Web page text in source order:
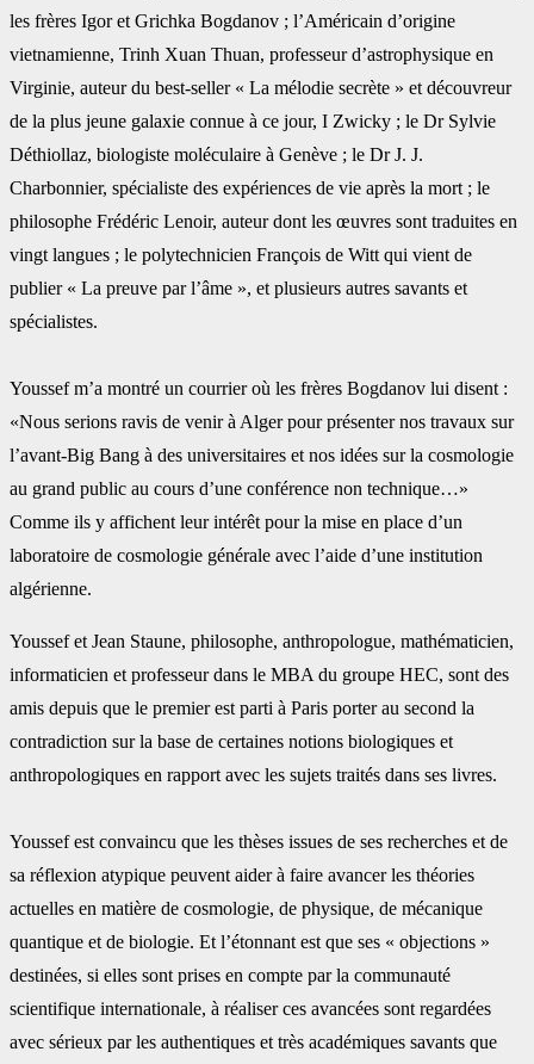
les frères ‎Igor et Grichka Bogdanov ; l’Américain d’origine
vietnamienne, Trinh Xuan Thuan, ‎professeur d’astrophysique en
Virginie, auteur du best-seller « La mélodie secrète » et ‎découvreur
de la plus jeune galaxie connue à ce jour, I Zwicky ; le Dr Sylvie
Déthiollaz, ‎biologiste moléculaire à Genève ; le Dr J. J.
Charbonnier, spécialiste des expériences de vie ‎après la mort ; le
philosophe Frédéric Lenoir, auteur dont les œuvres sont traduites en
vingt langues ; ‎le polytechnicien François de Witt qui vient de
publier « La preuve par l’âme », et plusieurs ‎autres savants et
spécialistes.
Youssef m’a montré un courrier où les frères Bogdanov lui disent :
«Nous serions ravis de ‎venir à Alger pour présenter nos travaux sur
l’avant-Big Bang à des universitaires et nos ‎idées sur la cosmologie
au grand public au cours d’une conférence non technique…»
Comme ‎ils y affichent leur intérêt pour la mise en place d’un
laboratoire de cosmologie générale ‎avec l’aide d’une institution
algérienne.‎
Youssef et Jean Staune, philosophe, anthropologue, mathématicien,
informaticien et ‎professeur dans le MBA du groupe HEC, sont des
amis depuis que le premier est parti à Paris ‎porter au second la
contradiction sur la base de certaines notions biologiques et
‎anthropologiques en rapport avec les sujets traités dans ses livres.
Youssef est convaincu que les thèses issues de ses recherches et de
sa réflexion atypique ‎peuvent aider à faire avancer les théories
actuelles en matière de cosmologie, de physique, ‎de mécanique
quantique et de biologie. Et l’étonnant est que ses « objections »
destinées, si ‎elles sont prises en compte par la communauté
scientifique internationale, à réaliser ces ‎avancées sont regardées
avec sérieux par les authentiques et très académiques savants que